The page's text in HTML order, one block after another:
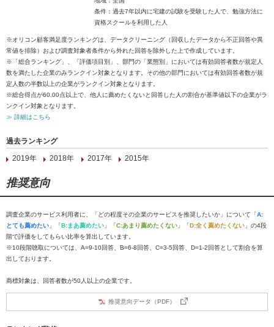
条件：過去7年以内に宅建の試験を受験した人で、勉強方法に
資格スクールを利用した人
※オリコン顧客満足度ランキングは、データクリーニング（回収したデータから不正回答や異
常値を排除）および調査対象者条件から外れた回答を除外した上で作成しています。
※「総合ランキング」、「評価項目別」、部門の「業態別」においては有効回答者数が規定人
数を満たした企業のみランクイン対象となります。その他の部門においては有効回答者数が規
定人数の半数以上の企業がランクイン対象となります。
※総合得点が60.00点以上で、他人に薦めたくないと回答した人の割合が基準値以下の企業がラ
ンクイン対象となります。
≫ 詳細はこちら
過去ランキング
2019年
2018年 2017年 2015年
推奨意向
調査企業のサービス利用者に、「どの程度その企業のサービスを推奨したいか」について「A:
とても薦めたい 」「B:まあ薦めたい 」「C:あまり薦めたくない 」「D:全く薦めたくない 」の4段
階で評価をしてもらい比率を算出しています。
※10段階聴取については、A=9-10回答、B=6-8回答、C=3-5回答、D=1-2回答として割合を算
出しております。
商標対象は、回答者数が50人以上の企業です。
推奨意向データ（PDF）